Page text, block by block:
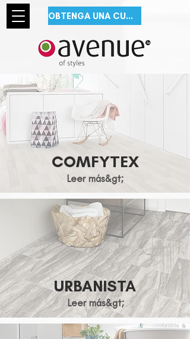
OBTENGA UNA CUOTA GRATIS
COMFYTEX
Leer más&gt;
URBANISTA
Leer más&gt;